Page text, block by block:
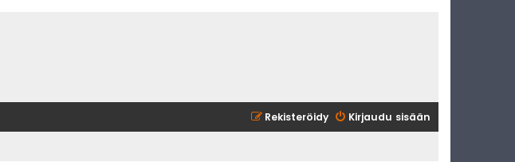
Kirjaudu sisään
Rekisteröidy